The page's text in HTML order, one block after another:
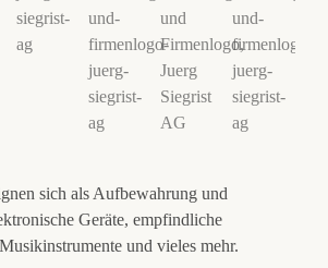
sich als Aufbewahrung und
Geräte, empfindliche
und vieles mehr.